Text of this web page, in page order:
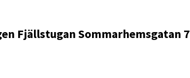
FjällstuganSommarhemsgatan 7